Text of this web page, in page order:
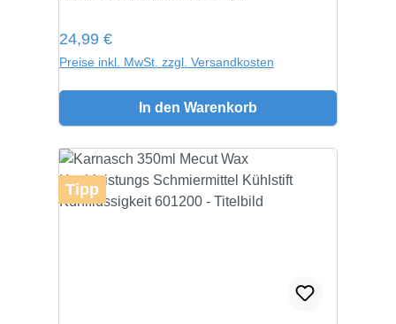
Regulärer Preis:
24,99 €
Preise inkl. MwSt. zzgl. Versandkosten
In den Warenkorb
Tipp